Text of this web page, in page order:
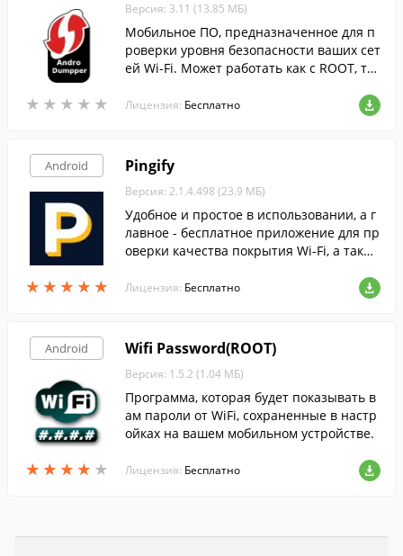
★ ★ ★ ★ ★
★ ★ ★ ★ ★
Версия: 3.11 (13.85 МБ)
Мобильное ПО, предназначенное для п
роверки уровня безопасности ваших сет
ей Wi-Fi. Может работать как с ROOT, так
Лицензия: Бесплатно
Android
★ ★ ★ ★ ★
★ ★ ★ ★ ★
Pingify
Версия: 2.1.4.498 (23.9 МБ)
Удобное и простое в использовании, а г
лавное - бесплатное приложение для пр
оверки качества покрытия Wi-Fi, а также
Лицензия: Бесплатно
Android
★ ★ ★ ★ ★
★ ★ ★ ★ ★
Wifi Password(ROOT)
Версия: 1.5.2 (1.04 МБ)
Программа, которая будет показывать в
ам пароли от WiFi, сохраненные в настр
ойках на вашем мобильном устройстве.
Лицензия: Бесплатно